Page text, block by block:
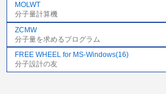
MOLWT
分子量計算機
ZCMW
分子量を求めるプログラム
FREE WHEEL for MS-Windows(16)
分子設計の友